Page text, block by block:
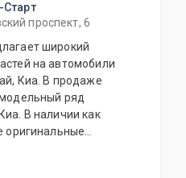
Старт
проспект, 6
широкий
на автомобили
Киа. В продаже
ряд
оригинальные
на всю продукцию.